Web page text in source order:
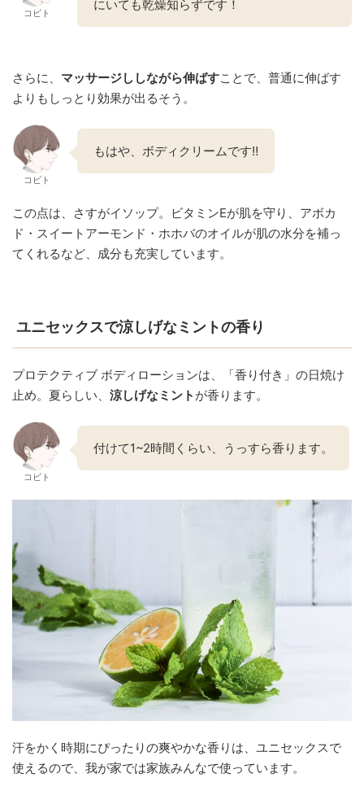
コビト
にいても乾燥知らずです！
さらに、 マッサージししながら伸ばすことで、普通に伸ばす
よりもしっとり効果が出るそう。
コビト
もはや、ボディクリームです‼︎
この点は、さすがイソップ。ビタミンEが肌を守り、アボカ
ド・スイートアーモンド・ホホバのオイルが肌の水分を補っ
てくれるなど、成分も充実しています。
ユニセックスで涼しげなミントの香り
プロテクティブ ボディローションは、「香り付き」の日焼け
止め。夏らしい、 涼しげなミント が香ります。
コビト
付けて1~2時間くらい、うっすら香ります。
汗をかく時期にぴったりの爽やかな香りは、ユニセックスで
使えるので、我が家では家族みんなで使っています。